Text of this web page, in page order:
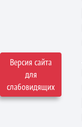
Версия сайта
для
слабовидящих